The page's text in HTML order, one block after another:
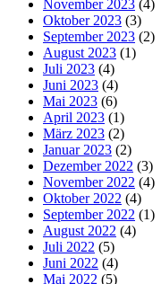
November 2023 (4)
Oktober 2023 (3)
September 2023 (2)
August 2023 (1)
Juli 2023 (4)
Juni 2023 (4)
Mai 2023 (6)
April 2023 (1)
März 2023 (2)
Januar 2023 (2)
Dezember 2022 (3)
November 2022 (4)
Oktober 2022 (4)
September 2022 (1)
August 2022 (4)
Juli 2022 (5)
Juni 2022 (4)
Mai 2022 (5)